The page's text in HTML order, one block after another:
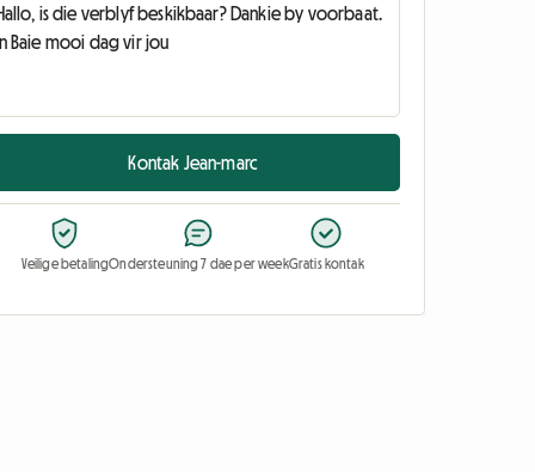
Kontak Jean-marc
Veilige betalingOndersteuning 7 dae per weekGratis kontak